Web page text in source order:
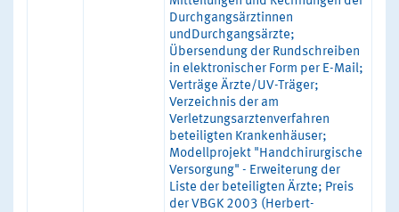
Durchgangsärztinnen
undDurchgangsärzte;
Übersendung der Rundschreiben
in elektronischer Form per E-Mail;
Verträge Ärzte/UV-Träger;
Verzeichnis der am
Verletzungsarztenverfahren
beteiligten Krankenhäuser;
Modellprojekt "Handchirurgische
Versorgung" - Erweiterung der
Liste der beteiligten Ärzte; Preis
der VBGK 2003 (Herbert-